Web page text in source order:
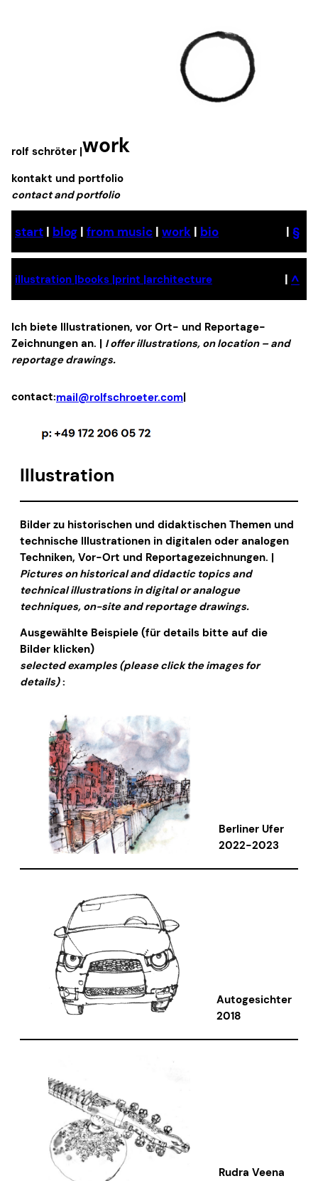
rolf schröter |work
kontakt und portfolio
contact and portfolio
start | blog | from music | work | bio | §
illustration |books |print |architecture | ^
Ich biete Illustrationen, vor Ort- und Reportage-
Zeichnungen an. | I offer illustrations, on location – and
reportage drawings.
contact:mail@rolfschroeter.com|
Illustration
Bilder zu historischen und didaktischen Themen und
technische Illustrationen in digitalen oder analogen
Techniken, Vor-Ort und Reportagezeichnungen. |
Pictures on historical and didactic topics and
technical illustrations in digital or analogue
techniques, on-site and reportage drawings.
Ausgewählte Beispiele (für details bitte auf die
Bilder klicken)
selected examples (please click the images for
details):
Berliner Ufer
2022-2023
Autogesichter
2018
Rudra Veena